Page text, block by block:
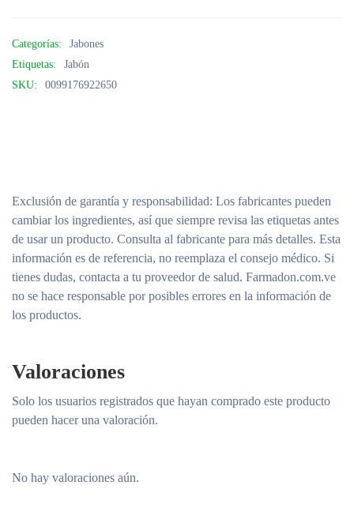
Categorías:
Jabones
Etiquetas:
Jabón
SKU:
0099176922650
Exclusión de garantía y responsabilidad: Los fabricantes pueden
cambiar los ingredientes, así que siempre revisa las etiquetas antes
de usar un producto. Consulta al fabricante para más detalles. Esta
información es de referencia, no reemplaza el consejo médico. Si
tienes dudas, contacta a tu proveedor de salud. Farmadon.com.ve
no se hace responsable por posibles errores en la información de
los productos.
Valoraciones
No hay valoraciones aún.
Solo los usuarios registrados que hayan comprado este producto
pueden hacer una valoración.